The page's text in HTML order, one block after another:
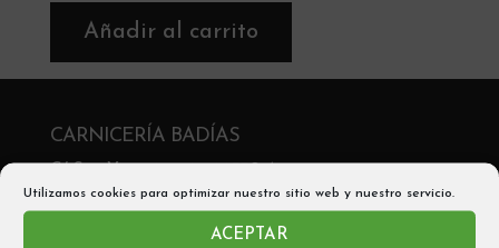
Utilizamos cookies para optimizar nuestro sitio web y nuestro servicio.
ACEPTAR
Añadir al carrito
CARNICERÍA BADÍAS
Telf: 974 50 05 56